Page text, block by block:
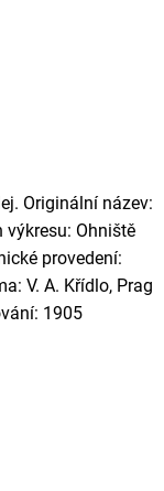
Originální název:
výkresu: Ohniště
provedení:
V. A. Křídlo, Prag
1905